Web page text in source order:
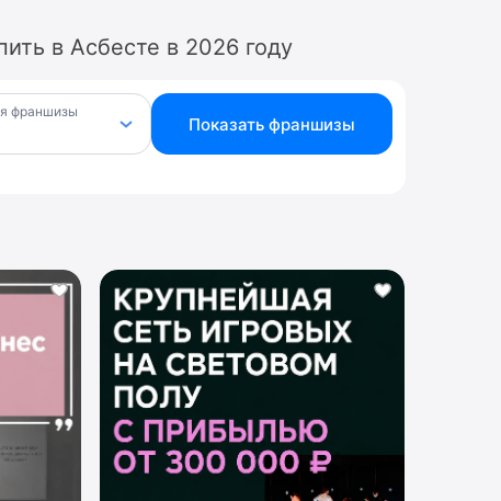
в Асбесте в 2026 году
франшизы
Показать франшизы